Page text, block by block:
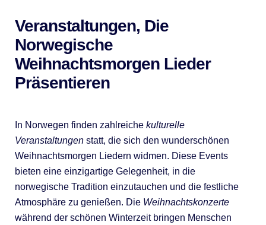
Veranstaltungen, Die
Norwegische
Weihnachtsmorgen Lieder
Präsentieren
In Norwegen finden zahlreiche kulturelle
Veranstaltungenstatt, die sich den wunderschönen
Weihnachtsmorgen Liedern widmen. Diese Events
bieten eine einzigartige Gelegenheit, in die
norwegische Tradition einzutauchen und die festliche
Atmosphäre zu genießen. Die Weihnachtskonzerte
während der schönen Winterzeit bringen Menschen